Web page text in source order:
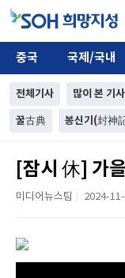
중국 국제/국내
전체기사 많이 본 기사
꿀古典 봉신기(封神
[잠시 休] 가
미디어뉴스팀 2024-